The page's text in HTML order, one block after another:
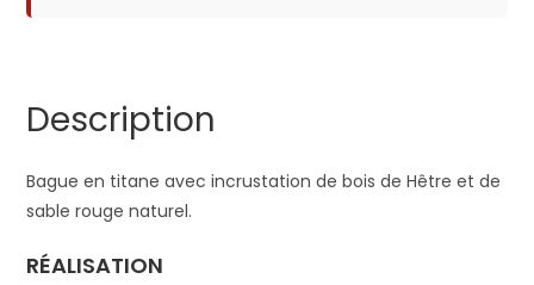
Description
Bague en titane avec incrustation de bois de Hêtre et de
sable rouge naturel.
RÉALISATION